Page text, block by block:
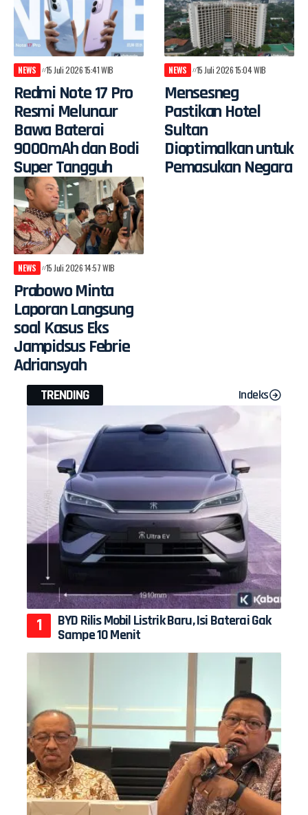
NEWS 15 Juli 2026 15:41 WIB
Redmi Note 17 Pro
Resmi Meluncur
Bawa Baterai
9000mAh dan Bodi
Super Tangguh
NEWS 15 Juli 2026 15:04 WIB
Mensesneg
Pastikan Hotel
Sultan
Dioptimalkan untuk
Pemasukan Negara
NEWS 15 Juli 2026 14:57 WIB
Prabowo Minta
Laporan Langsung
soal Kasus Eks
Jampidsus Febrie
Adriansyah
TRENDING Indeks
BYD Rilis Mobil Listrik Baru, Isi Baterai Gak
Sampe 10 Menit